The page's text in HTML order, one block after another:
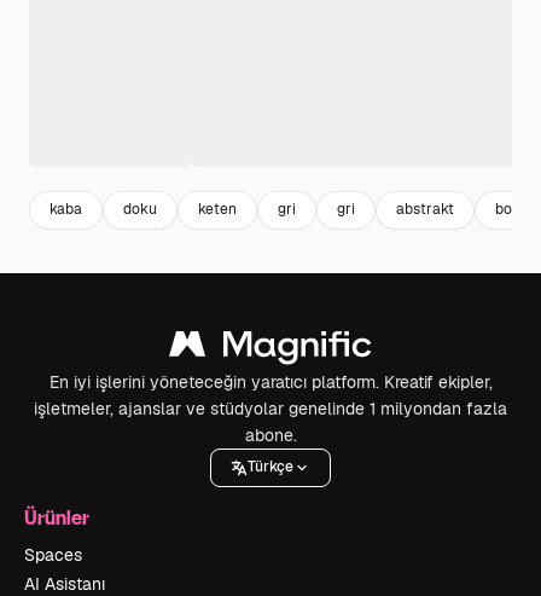
kaba doku keten gri gri abstrakt boş
En iyi işlerini yöneteceğin yaratıcı platform. Kreatif ekipler,
işletmeler, ajanslar ve stüdyolar genelinde 1 milyondan fazla
abone.
Türkçe
Ürünler
Spaces
AI Asistanı